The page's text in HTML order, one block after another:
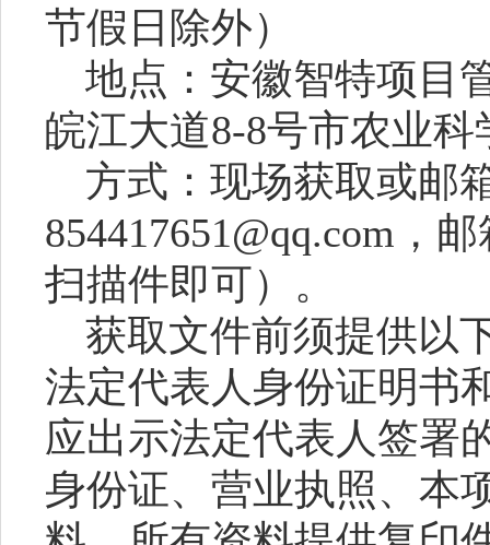
节假日 除外）
地点： 安徽智特项目
皖江大道8-8号市农业
方式：现场获取或邮
854417651@qq.com，
扫描件即可）。
获取文件前须提供以
法定代表人身份证明书
应出示法定代表人签署
身份证、营业执照、本